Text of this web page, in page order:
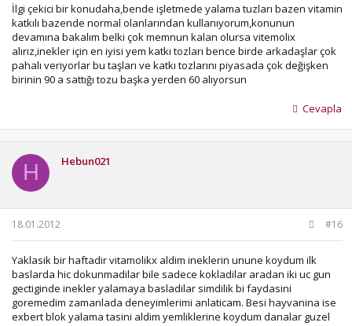
İlgi çekici bir konudaha,bende işletmede yalama tuzları bazen vitamin
katkılı bazende normal olanlarından kullanıyorum,konunun
devamına bakalım belki çok memnun kalan olursa vitemolix
alırız,inekler için en iyisi yem katkı tozları bence birde arkadaşlar çok
pahalı veriyorlar bu taşları ve katkı tozlarını piyasada çok değişken
birinin 90 a sattığı tozu başka yerden 60 alıyorsun
Cevapla
H Hebun021
18.01.2012 #16
Yaklasik bir haftadir vitamolikx aldim ineklerin unune koydum ilk
baslarda hic dokunmadilar bile sadece kokladilar aradan iki uc gun
gectiginde inekler yalamaya basladilar simdilik bi faydasini
goremedim zamanlada deneyimlerimi anlaticam. Besi hayvanina ise
exbert blok yalama tasini aldim yemliklerine koydum danalar guzel